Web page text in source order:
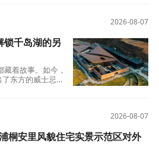
2026-08-07
锁千岛湖的另
着故事。如今，
东方的威士忌香
2026-08-07
桐安里风貌住宅实景示范区对外